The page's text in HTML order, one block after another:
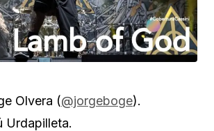
Olvera (@jorgeboge).
Urdapilleta.